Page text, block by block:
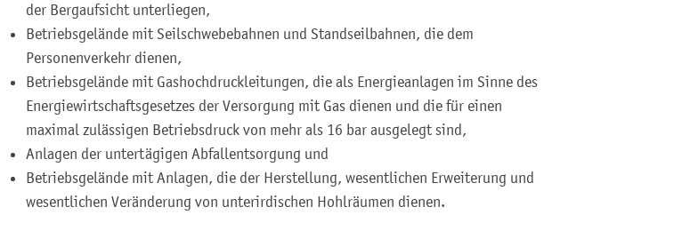
der Bergaufsicht unterliegen,
Betriebsgelände mit Seilschwebebahnen und Standseilbahnen, die dem
Personenverkehr dienen,
Betriebsgelände mit Gashochdruckleitungen, die als Energieanlagen im Sinne des
Energiewirtschaftsgesetzes der Versorgung mit Gas dienen und die für einen
maximal zulässigen Betriebsdruck von mehr als 16 bar ausgelegt sind,
Anlagen der untertägigen Abfallentsorgung und
Betriebsgelände mit Anlagen, die der Herstellung, wesentlichen Erweiterung und
wesentlichen Veränderung von unterirdischen Hohlräumen dienen.